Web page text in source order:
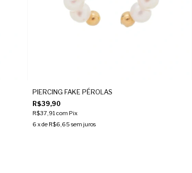
PIERCING FAKE PÉROLAS
R$39,90
R$37,91com Pix
6 x de R$6,65 sem juros